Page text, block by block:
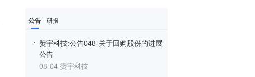
公告 研报
赞宇科技:公告048-关于回购股份的进展
公告
08-04 赞宇科技